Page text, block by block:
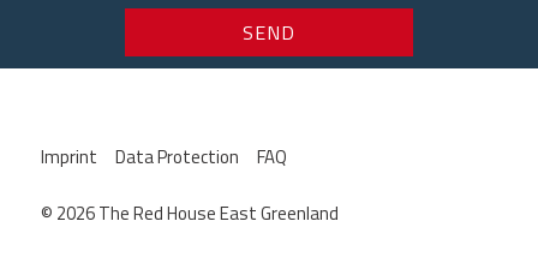
Imprint Data Protection FAQ
© 2026 The Red House East Greenland